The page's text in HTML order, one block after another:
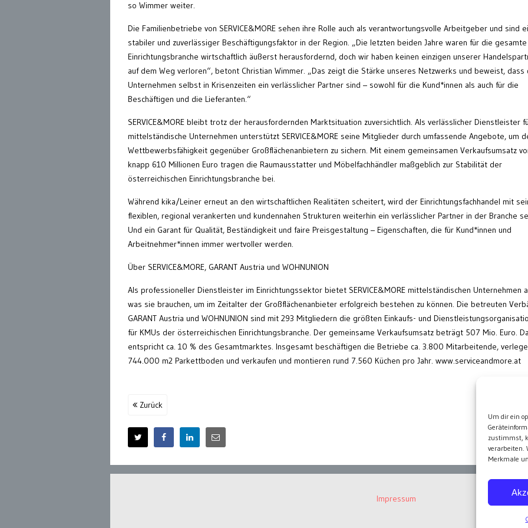
Um dir ein
zustimmst,
verarbeiten.
Merkmale
so Wimmer weiter.
Die Familienbetriebe von SERVICE&MORE sehen ihre Rolle auch als verantwortungsvolle Arbeitgeber und sind
stabiler und zuverlässiger Beschäftigungsfaktor in der Region. „Die letzten beiden Jahre waren für die gesamte
Einrichtungsbranche wirtschaftlich äußerst herausfordernd, doch wir haben keinen einzigen unserer
auf dem Weg verloren“, betont Christian Wimmer. „Das zeigt die Stärke unseres Netzwerks und beweist, dass
Unternehmen selbst in Krisenzeiten ein verlässlicher Partner sind – sowohl für die Kund*innen als auch für die
Beschäftigen und die Lieferanten.“
SERVICE&MORE bleibt trotz der herausfordernden Marktsituation zuversichtlich. Als verlässlicher Dienstleister
mittelständische Unternehmen unterstützt SERVICE&MORE seine Mitglieder durch umfassende Angebote, um
Wettbewerbsfähigkeit gegenüber Großflächenanbietern zu sichern. Mit einem gemeinsamen Verkaufsumsatz
knapp 610 Millionen Euro tragen die Raumausstatter und Möbelfachhändler maßgeblich zur Stabilität der
österreichischen Einrichtungsbranche bei.
Während kika/Leiner erneut an den wirtschaftlichen Realitäten scheitert, wird der Einrichtungsfachhandel mit
flexiblen, regional verankerten und kundennahen Strukturen weiterhin ein verlässlicher Partner in der Branche
Und ein Garant für Qualität, Beständigkeit und faire Preisgestaltung – Eigenschaften, die für Kund*innen und
Arbeitnehmer*innen immer wertvoller werden.
Über SERVICE&MORE, GARANT Austria und WOHNUNION
Als professioneller Dienstleister im Einrichtungssektor bietet SERVICE&MORE mittelständischen Unternehmen
was sie brauchen, um im Zeitalter der Großflächenanbieter erfolgreich bestehen zu können. Die betreuten
GARANT Austria und WOHNUNION sind mit 293 Mitgliedern die größten Einkaufs- und
für KMUs der österreichischen Einrichtungsbranche. Der gemeinsame Verkaufsumsatz beträgt 507 Mio. Euro.
entspricht ca. 10 % des Gesamtmarktes. Insgesamt beschäftigen die Betriebe ca. 3.800 Mitarbeitende,
744.000 m2 Parkettboden und verkaufen und montieren rund 7.560 Küchen pro Jahr. www.serviceandmore.at
Zurück
Impressum